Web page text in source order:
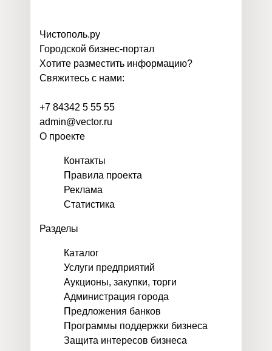
Чистополь.ру
Городской бизнес-портал
Хотите разместить информацию?
Свяжитесь с нами:
+7 84342 5 55 55
admin@vector.ru
О проекте
Контакты
Правила проекта
Реклама
Статистика
Разделы
Каталог
Услуги предприятий
Аукционы, закупки, торги
Администрация города
Предложения банков
Программы поддержки бизнеса
Защита интересов бизнеса